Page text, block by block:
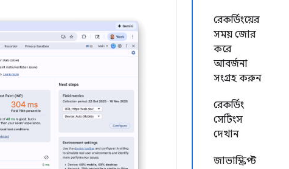
রেকর্ডিংয়ের
সময় জোর
করে
আবর্জনা
সংগ্রহ করুন
রেকর্ডিং
সেটিংস
দেখান
জাভাস্ক্রিপ্ট